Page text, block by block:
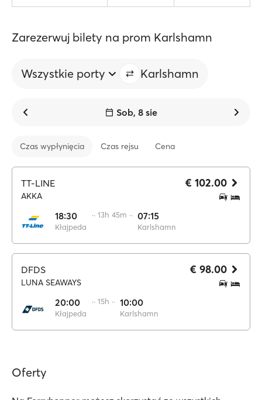
Zarezerwuj bilety na prom Karlshamn
Wszystkie porty Karlshamn
Sob, 8 sie
Czas wypłynięcia Czas rejsu Cena
TT-LINE
AKKA
18:30
Kłajpeda
·· 13h 45m ·· 07:15
Karlshamn
€ 102.00
DFDS
LUNA SEAWAYS
20:00
Kłajpeda
·· 15h ·· 10:00
Karlshamn
€ 98.00
Oferty